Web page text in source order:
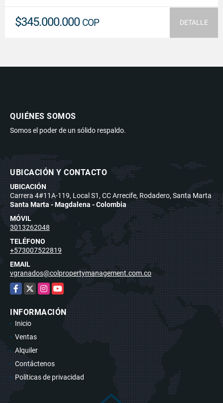
$345.000.000 COP DETALLE
QUIÉNES SOMOS
Somos el poder de un sólido respaldo.
UBICACIÓN Y CONTACTO
UBICACIÓN
Carrera 4#11A-119, Local S1, CC Arrecife, Rodadero, Santa Marta
Santa Marta - Magdalena - Colombia
MÓVIL
3013262048
TELÉFONO
+573007522819
EMAIL
vgranados@colpropertymanagement.com.co
Facebook
X Instagram
YouTube
INFORMACIÓN
Inicio
Ventas
Alquiler
Contáctenos
Políticas de privacidad